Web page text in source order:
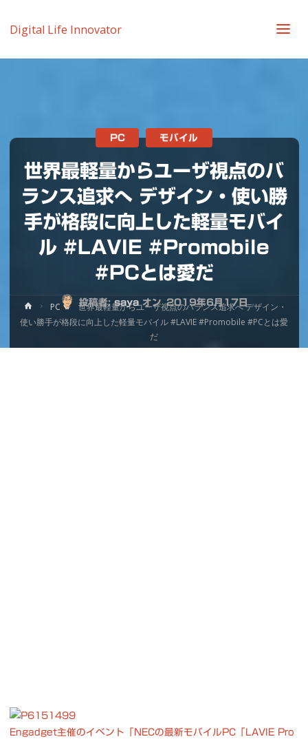
Digital Life Innovator
世界最軽量からユーザ視点のバ
ランス追求へ デザイン・使い勝
手が格段に向上した軽量モバイ
ル #LAVIE #Promobile
#PCとは愛だ
投稿者: saya オン 2019年6月17日
PC モバイル
ホ
ー
PC
世界最軽量からユーザ視点のバランス追求へ デザイン・
使い勝手が格段に向上した軽量モバイル #LAVIE #Promobile #PCとは愛
だ
Engadget主催のイベント「NECの最新モバイルPC「LAVIE Pro